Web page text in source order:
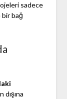
sadece
bir bağ
dışına